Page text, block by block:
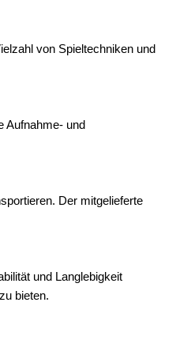
von Spieltechniken und
Aufnahme- und
Der mitgelieferte
und Langlebigkeit
bieten.